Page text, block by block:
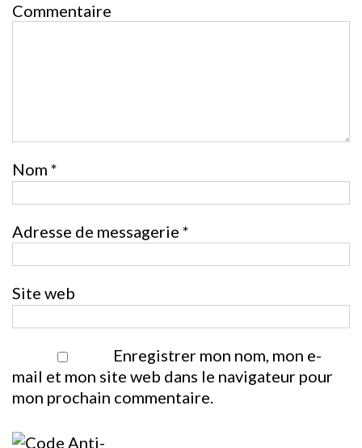
Commentaire
Nom *
Adresse de messagerie *
Site web
Enregistrer mon nom, mon e-
mail et mon site web dans le navigateur pour
mon prochain commentaire.